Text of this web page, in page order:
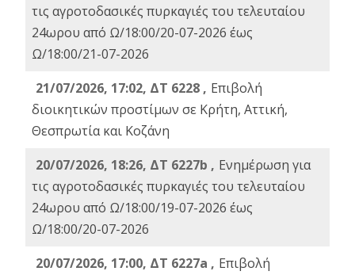
τις αγροτοδασικές πυρκαγιές του τελευταίου
24ωρου από Ω/18:00/20-07-2026 έως
Ω/18:00/21-07-2026
21/07/2026, 17:02, ΔΤ 6228 , Επιβολή
διοικητικών προστίμων σε Κρήτη, Αττική,
Θεσπρωτία και Κοζάνη
20/07/2026, 18:26, ΔΤ 6227b , Ενημέρωση για
τις αγροτοδασικές πυρκαγιές του τελευταίου
24ωρου από Ω/18:00/19-07-2026 έως
Ω/18:00/20-07-2026
20/07/2026, 17:00, ΔΤ 6227a , Επιβολή